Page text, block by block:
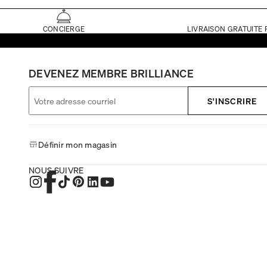
CONCIERGE LIVRAISON GRATUITE
DEVENEZ MEMBRE BRILLIANCE
S'INSCRIRE
Définir mon magasin
NOUS SUIVRE